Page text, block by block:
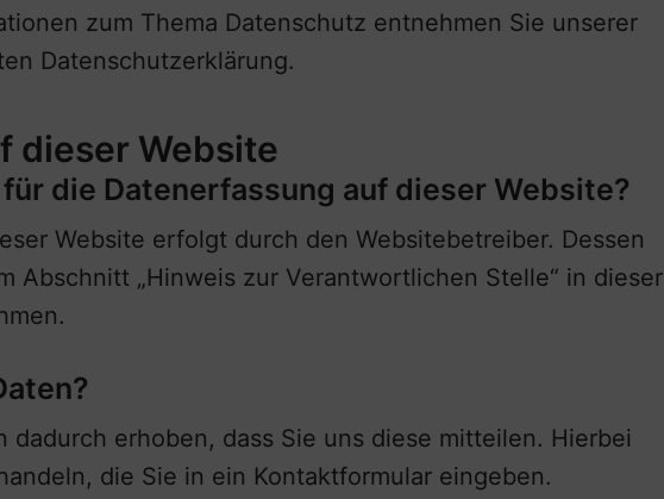
zum Thema Datenschutz entnehmen Sie unserer
Datenschutzerklärung.
dieser Website
die Datenerfassung auf dieser Website?
Website erfolgt durch den Websitebetreiber. Dessen
Abschnitt „Hinweis zur Verantwortlichen Stelle“ in dieser
dadurch erhoben, dass Sie uns diese mitteilen. Hierbei
die Sie in ein Kontaktformular eingeben.